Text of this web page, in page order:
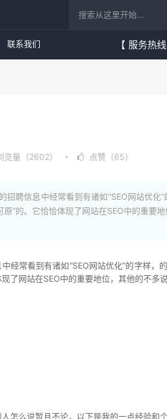
联系我们 【 服务热线
览量（2602） 点赞（65）
聘信息中经常看到有诸如“SEO网站优化
”的。它恰恰体现了网站在SEO中的重要
经常看到有诸如“SEO网站优化”的字样，
了网站在SEO中的重要地位，其他的不多
怎么说暂且不论，以下是我的一点经验和个